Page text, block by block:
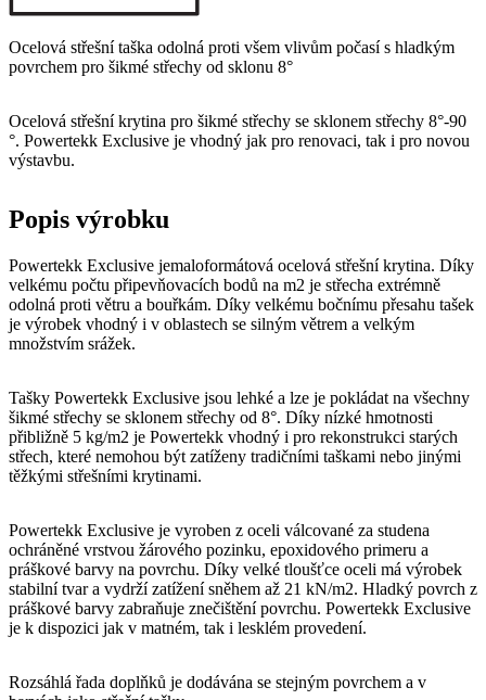
Ocelová střešní taška odolná proti všem vlivům počasí s hladkým
povrchem pro šikmé střechy od sklonu 8°
Ocelová střešní krytina pro šikmé střechy se sklonem střechy 8°-90
°. Powertekk Exclusive je vhodný jak pro renovaci, tak i pro novou
výstavbu.
Popis výrobku
Powertekk Exclusive jemaloformátová ocelová střešní krytina. Díky
velkému počtu připevňovacích bodů na m2 je střecha extrémně
odolná proti větru a bouřkám. Díky velkému bočnímu přesahu tašek
je výrobek vhodný i v oblastech se silným větrem a velkým
množstvím srážek.
Tašky Powertekk Exclusive jsou lehké a lze je pokládat na všechny
šikmé střechy se sklonem střechy od 8°. Díky nízké hmotnosti
přibližně 5 kg/m2 je Powertekk vhodný i pro rekonstrukci starých
střech, které nemohou být zatíženy tradičními taškami nebo jinými
těžkými střešními krytinami.
Powertekk Exclusive je vyroben z oceli válcované za studena
ochráněné vrstvou žárového pozinku, epoxidového primeru a
práškové barvy na povrchu. Díky velké tloušťce oceli má výrobek
stabilní tvar a vydrží zatížení sněhem až 21 kN/m2. Hladký povrch z
práškové barvy zabraňuje znečištění povrchu. Powertekk Exclusive
je k dispozici jak v matném, tak i lesklém provedení.
Rozsáhlá řada doplňků je dodávána se stejným povrchem a v